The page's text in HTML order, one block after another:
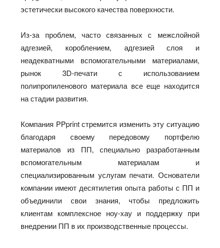
эстетически высокого качества поверхности.
Из-за проблем, часто связанных с межслойной
адгезией, короблением, адгезией слоя и
неадекватными вспомогательными материалами,
рынок 3D-печати с использованием
полипропиленового материала все еще находится
на стадии развития.
Компания PPprint стремится изменить эту ситуацию
благодаря своему передовому портфелю
материалов из ПП, специально разработанным
вспомогательным материалам и
специализированным услугам печати. Основатели
компании имеют десятилетия опыта работы с ПП и
объединили свои знания, чтобы предложить
клиентам комплексное ноу-хау и поддержку при
внедрении ПП в их производственные процессы.